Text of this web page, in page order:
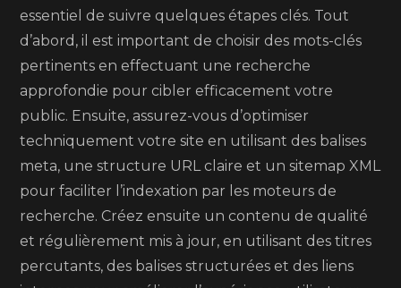
essentiel de suivre quelques étapes clés. Tout
d’abord, il est important de choisir des mots-clés
pertinents en effectuant une recherche
approfondie pour cibler efficacement votre
public. Ensuite, assurez-vous d’optimiser
techniquement votre site en utilisant des balises
meta, une structure URL claire et un sitemap XML
pour faciliter l’indexation par les moteurs de
recherche. Créez ensuite un contenu de qualité
et régulièrement mis à jour, en utilisant des titres
percutants, des balises structurées et des liens